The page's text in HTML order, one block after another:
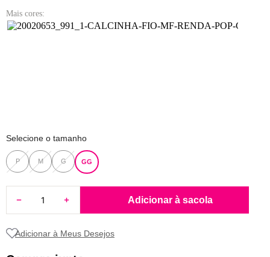
8 renda
Mais cores:
Selecione o tamanho
P M G GG
Adicionar à sacola